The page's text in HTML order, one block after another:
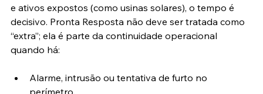
e ativos expostos (como usinas solares), o tempo é
decisivo. Pronta Resposta não deve ser tratada como
“extra”; ela é parte da continuidade operacional
quando há:
Alarme, intrusão ou tentativa de furto no
perímetro.